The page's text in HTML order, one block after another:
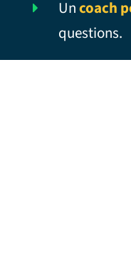
Uncoach
questions.